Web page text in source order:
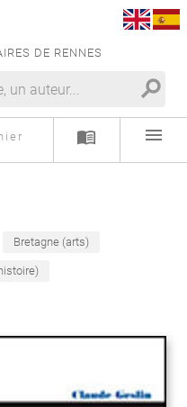
DE RENNES
search
menu_book menu
Bretagne (arts)